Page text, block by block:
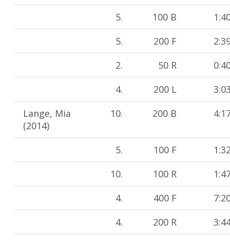
5.
100 B
5.
200 F
2.
50 R
4.
200 L
Lange, Mia
(2014)
10. 200 B
5. 100 F
10.
100 R
4.
400 F
4.
200 R